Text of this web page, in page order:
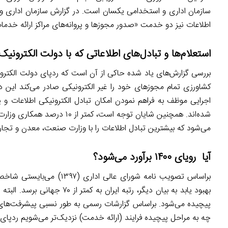
سازمان اداری و استخدامی یکسان است. در گزارش سازمان
اطلاعات نیز دو خدمت «صدور مجوزها و پروانه‌های مراکز ارائه
استعلام‌ها و تبادل‌های اطلاعاتی که با دولت
بررسی گزارش‌های یاد شده حاکی از آن است که ردپای دولت
اجرایی موظف به فراهم نمودن امکان تبادل الکترونیکی اطلاعات
شده‌اند. همچنین شایان توجه
می‌شود که بیشترین تبادل اطلاعات را با وزارت صنعت، معدن و
آیا رویای ۱۴۰۰ برآورد می‌شود؟
بهبود یابد به بیان دیگر،
پیچیده می‌شود. براساس گزارشات رسمی به طور نسبی
چه به مراحل پیچیده فرایند (ارائه خدمت) نزدیک‌تر می‌شویم